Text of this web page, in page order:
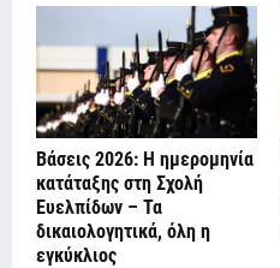
Βάσεις 2026: Η ημερομηνία
κατάταξης στη Σχολή
Ευελπίδων – Τα
δικαιολογητικά, όλη η
εγκύκλιος